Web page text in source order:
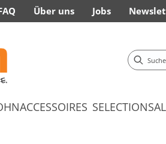
Über uns Jobs
SELECTION